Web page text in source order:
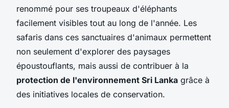
renommé pour ses troupeaux d'éléphants
facilement visibles tout au long de l'année. Les
safaris dans ces sanctuaires d'animaux permettent
non seulement d'explorer des paysages
époustouflants, mais aussi de contribuer à la
protection de l'environnement Sri Lanka grâce à
des initiatives locales de conservation.